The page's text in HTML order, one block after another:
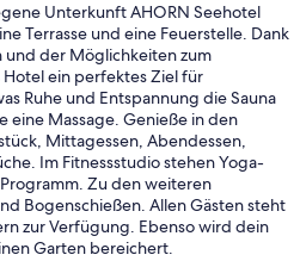
Unterkunft AHORN Seehotel
Terrasse und eine Feuerstelle. Dank
und der Möglichkeiten zum
ein perfektes Ziel für
Ruhe und Entspannung die Sauna
eine Massage. Genieße in den
Mittagessen, Abendessen,
Im Fitnessstudio stehen Yoga-
Zu den weiteren
Bogenschießen. Allen Gästen steht
zur Verfügung. Ebenso wird dein
Garten bereichert.